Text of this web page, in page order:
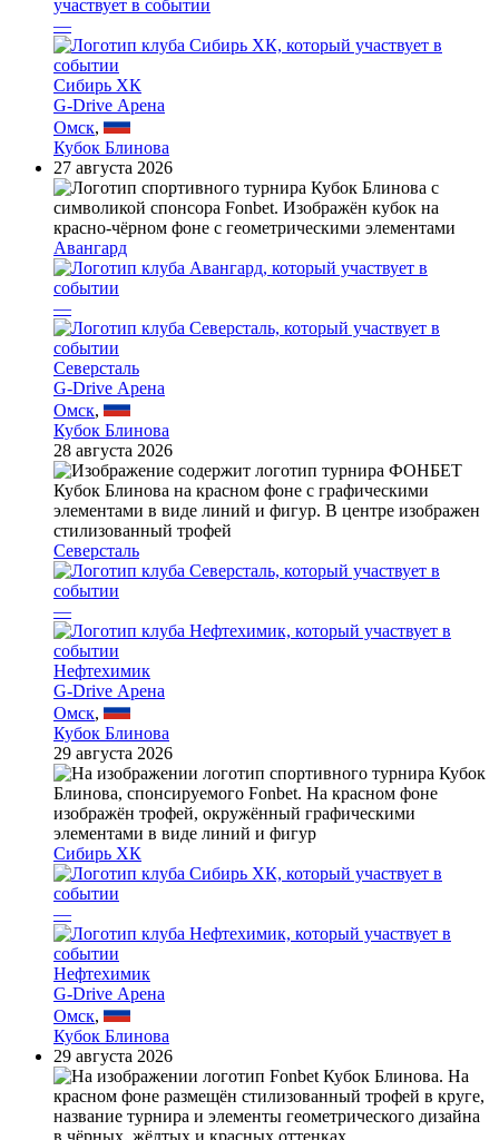
—
Сибирь ХК
G-Drive Арена
Омск,
Кубок Блинова
27 августа 2026
Авангард
—
Северсталь
G-Drive Арена
Омск,
Кубок Блинова
28 августа 2026
Северсталь
—
Нефтехимик
G-Drive Арена
Омск,
Кубок Блинова
29 августа 2026
Сибирь ХК
—
Нефтехимик
G-Drive Арена
Омск,
Кубок Блинова
29 августа 2026